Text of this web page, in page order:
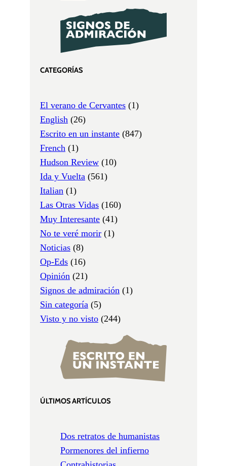
CATEGORÍAS
El verano de Cervantes (1)
English (26)
Escrito en un instante (847)
French (1)
Hudson Review (10)
Ida y Vuelta (561)
Italian (1)
Las Otras Vidas (160)
Muy Interesante (41)
No te veré morir (1)
Noticias (8)
Op-Eds (16)
Opinión (21)
Signos de admiración (1)
Sin categoría (5)
Visto y no visto (244)
ÚLTIMOS ARTÍCULOS
Dos retratos de humanistas
Pormenores del infierno